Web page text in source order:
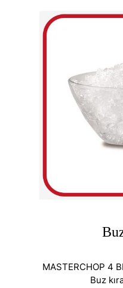
MASTERCHOP 4
Buz